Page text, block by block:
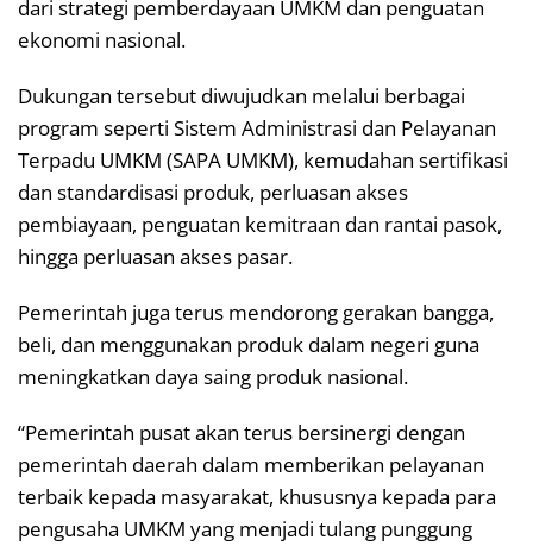
dari strategi pemberdayaan UMKM dan penguatan
ekonomi nasional.
Dukungan tersebut diwujudkan melalui berbagai
program seperti Sistem Administrasi dan Pelayanan
Terpadu UMKM (SAPA UMKM), kemudahan sertifikasi
dan standardisasi produk, perluasan akses
pembiayaan, penguatan kemitraan dan rantai pasok,
hingga perluasan akses pasar.
Pemerintah juga terus mendorong gerakan bangga,
beli, dan menggunakan produk dalam negeri guna
meningkatkan daya saing produk nasional.
“Pemerintah pusat akan terus bersinergi dengan
pemerintah daerah dalam memberikan pelayanan
terbaik kepada masyarakat, khususnya kepada para
pengusaha UMKM yang menjadi tulang punggung